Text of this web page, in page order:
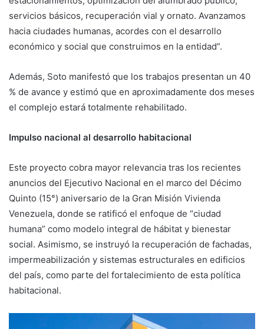
servicios básicos, recuperación vial y ornato. Avanzamos
hacia ciudades humanas, acordes con el desarrollo
económico y social que construimos en la entidad”.
Además, Soto manifestó que los trabajos presentan un 40
% de avance y estimó que en aproximadamente dos meses
el complejo estará totalmente rehabilitado.
Impulso nacional al desarrollo habitacional
Este proyecto cobra mayor relevancia tras los recientes
anuncios del Ejecutivo Nacional en el marco del Décimo
Quinto (15°) aniversario de la Gran Misión Vivienda
Venezuela, donde se ratificó el enfoque de “ciudad
humana” como modelo integral de hábitat y bienestar
social. Asimismo, se instruyó la recuperación de fachadas,
impermeabilización y sistemas estructurales en edificios
del país, como parte del fortalecimiento de esta política
habitacional.